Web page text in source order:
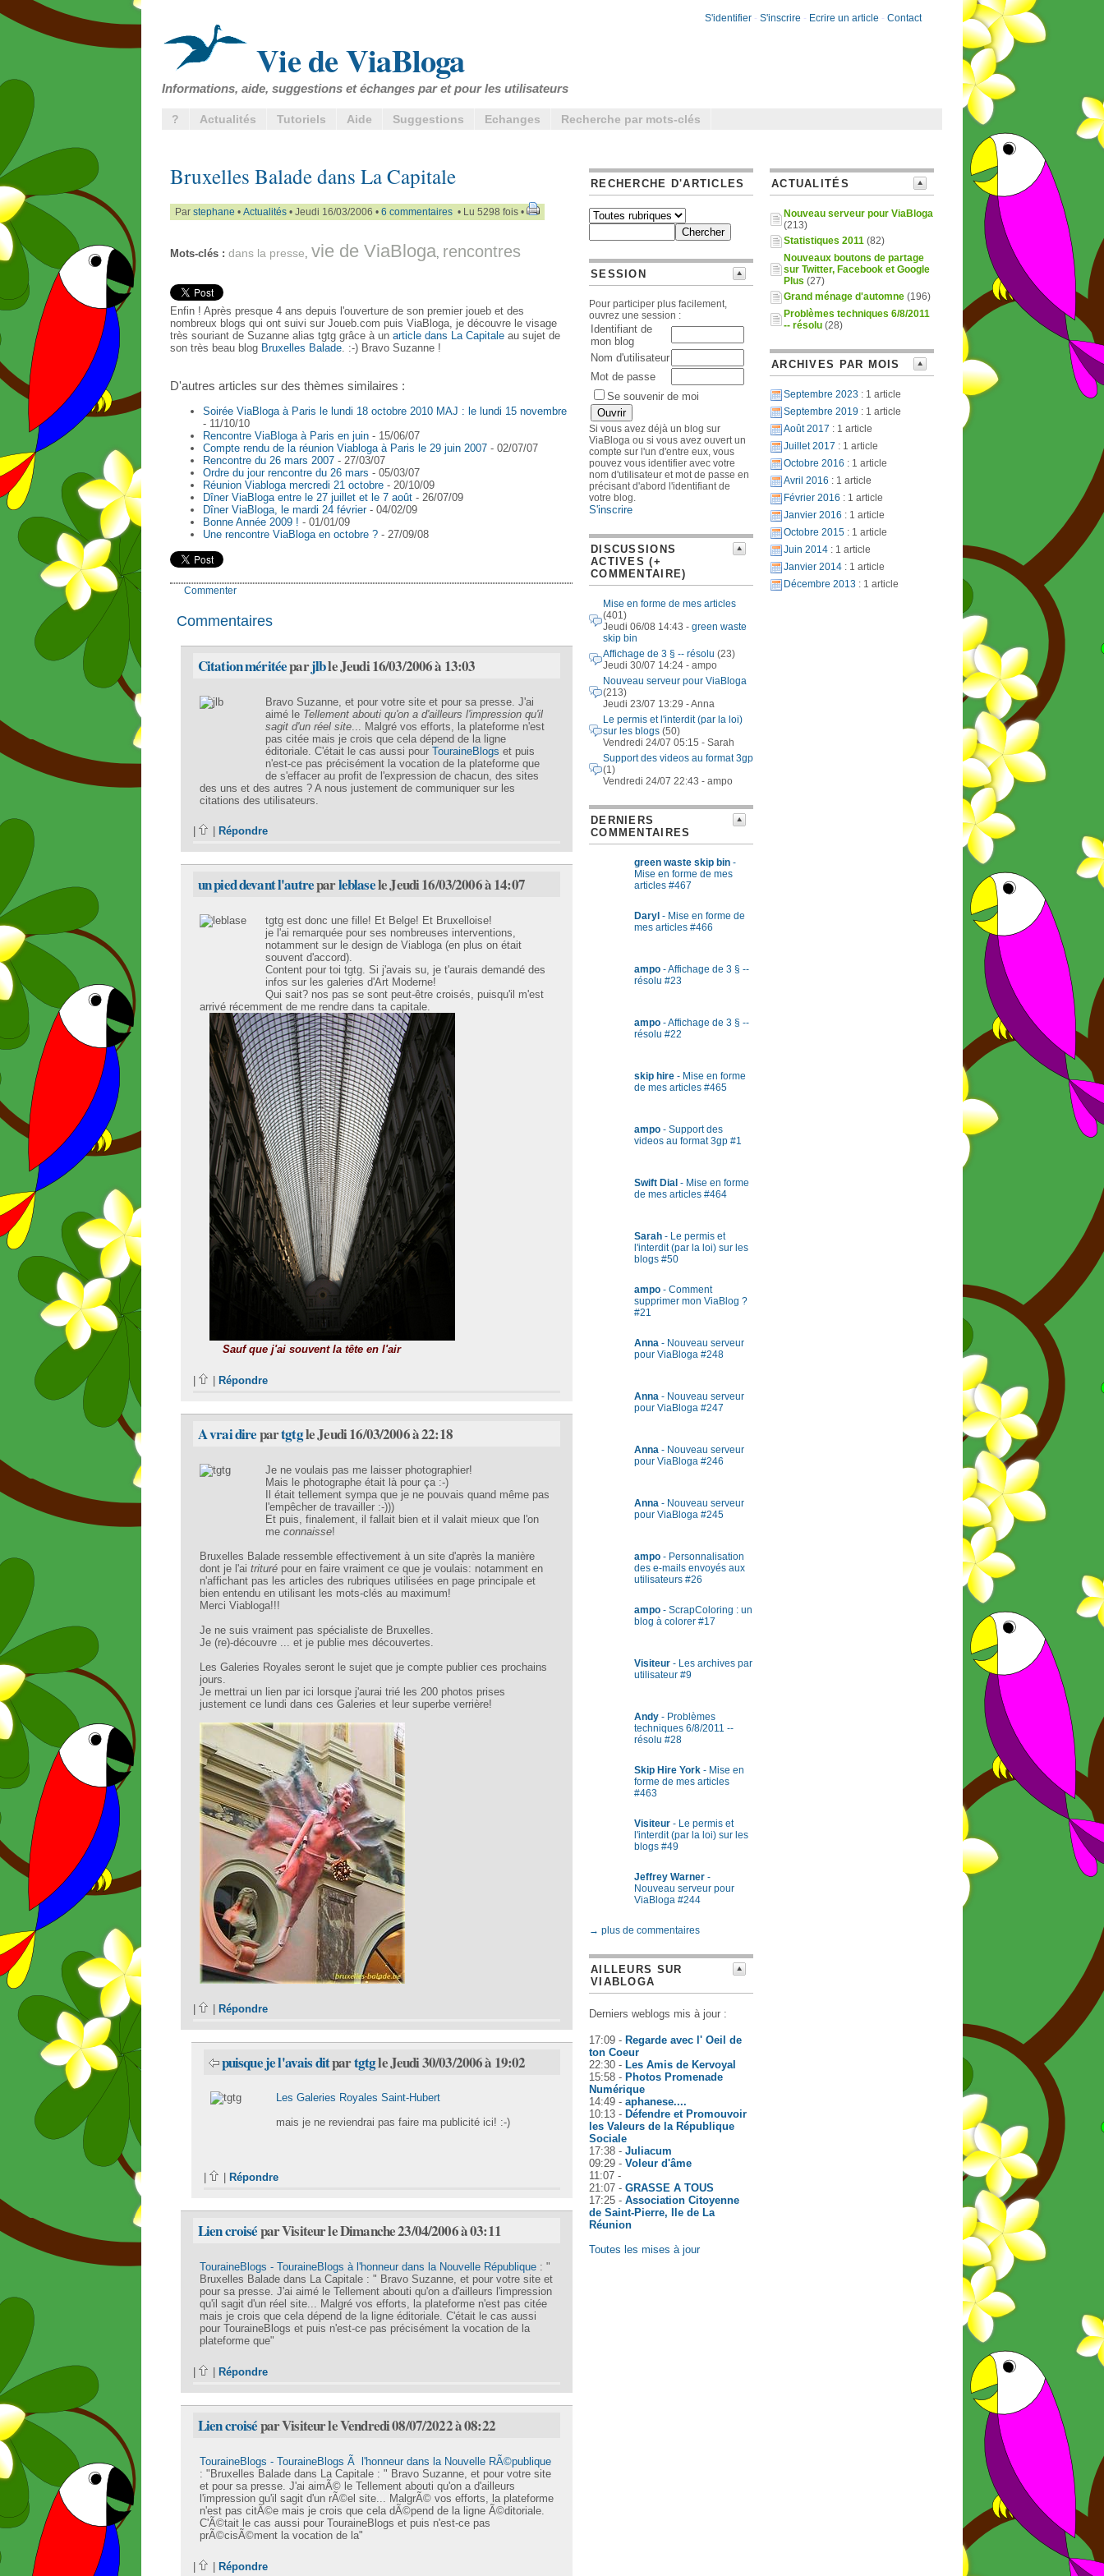
S'identifier - S'inscrire - Ecrire un article - Contact
Vie de ViaBloga
Informations, aide, suggestions et échanges par et pour les utilisateurs
? Actualités Tutoriels Aide Suggestions Echanges Recherche par mots-clés
Bruxelles Balade dans La Capitale
Par stephane • Actualités • Jeudi 16/03/2006 • 6 commentaires • Lu 5298 fois •
Mots-clés : dans la presse vie de ViaBloga rencontres
Enfin ! Après presque 4 ans depuis l'ouverture de son premier joueb et des
nombreux blogs qui ont suivi sur Joueb.com puis ViaBloga, je découvre le visage
très souriant de Suzanne alias tgtg grâce à un article dans La Capitale au sujet de
son très beau blog Bruxelles Balade. :-) Bravo Suzanne !
D'autres articles sur des thèmes similaires :
Soirée ViaBloga à Paris le lundi 18 octobre 2010 MAJ : le lundi 15 novembre
- 11/10/10
Rencontre ViaBloga à Paris en juin - 15/06/07
Compte rendu de la réunion Viabloga à Paris le 29 juin 2007 - 02/07/07
Rencontre du 26 mars 2007 - 27/03/07
Ordre du jour rencontre du 26 mars - 05/03/07
Réunion Viabloga mercredi 21 octobre - 20/10/09
Dîner ViaBloga entre le 27 juillet et le 7 août - 26/07/09
Dîner ViaBloga, le mardi 24 février- 04/02/09
Bonne Année 2009 ! - 01/01/09
Une rencontre ViaBloga en octobre ? - 27/09/08
Commenter
Commentaires
Citation méritéeparjlble Jeudi 16/03/2006 à 13:03
Bravo Suzanne, et pour votre site et pour sa presse. J'ai
aimé le Tellement abouti qu'on a d'ailleurs l'impression qu'il
sagit d'un réel site... Malgré vos efforts, la plateforme n'est
pas citée mais je crois que cela dépend de la ligne
éditoriale. C'était le cas aussi pour TouraineBlogs et puis
n'est-ce pas précisément la vocation de la plateforme que
de s'effacer au profit de l'expression de chacun, des sites
des uns et des autres ? A nous justement de communiquer sur les
citations des utilisateurs.
Répondre
un pied devant l'autreparleblasele Jeudi 16/03/2006 à 14:07
tgtg est donc une fille! Et Belge! Et Bruxelloise!
je l'ai remarquée pour ses nombreuses interventions,
notamment sur le design de Viabloga (en plus on était
souvent d'accord).
Content pour toi tgtg. Si j'avais su, je t'aurais demandé des
infos sur les galeries d'Art Moderne!
Qui sait? nos pas se sont peut-être croisés, puisqu'il m'est
arrivé récemment de me rendre dans ta capitale.
Sauf que j'ai souvent la tête en l'air
Répondre
A vrai direpartgtgle Jeudi 16/03/2006 à 22:18
Je ne voulais pas me laisser photographier!
Mais le photographe était là pour ça :-)
Il était tellement sympa que je ne pouvais quand même pas
l'empêcher de travailler :-)))
Et puis, finalement, il fallait bien et il valait mieux que l'on
me connaisse!
Bruxelles Balade ressemble effectivement à un site d'après la manière
dont je l'ai triturépour en faire vraiment ce que je voulais: notamment en
n'affichant pas les articles des rubriques utilisées en page principale et
bien entendu en utilisant les mots-clés au maximum!
Merci Viabloga!!!
Je ne suis vraiment pas spécialiste de Bruxelles.
Je (re)-découvre ... et je publie mes découvertes.
Les Galeries Royales seront le sujet que je compte publier ces prochains
jours.
Je mettrai un lien par ici lorsque j'aurai trié les 200 photos prises
justement ce lundi dans ces Galeries et leur superbe verrière!
| | Répondre
puisque je l'avais ditpartgtgle Jeudi 30/03/2006 à 19:02
Les Galeries Royales Saint-Hubert
mais je ne reviendrai pas faire ma publicité ici! :-)
Répondre
Lien croisépar Visiteur le Dimanche 23/04/2006 à 03:11
TouraineBlogs - TouraineBlogs à l'honneur dans la Nouvelle République: "
Bruxelles Balade dans La Capitale : " Bravo Suzanne, et pour votre site et
pour sa presse. J'ai aimé le Tellement abouti qu'on a d'ailleurs l'impression
qu'il sagit d'un réel site... Malgré vos efforts, la plateforme n'est pas citée
mais je crois que cela dépend de la ligne éditoriale. C'était le cas aussi
pour TouraineBlogs et puis n'est-ce pas précisément la vocation de la
plateforme que"
Répondre
Lien croisépar Visiteur le Vendredi 08/07/2022 à 08:22
TouraineBlogs - TouraineBlogs Ã l'honneur dans la Nouvelle RÃ©publique
: "Bruxelles Balade dans La Capitale : " Bravo Suzanne, et pour votre site
et pour sa presse. J'ai aimÃ© le Tellement abouti qu'on a d'ailleurs
l'impression qu'il sagit d'un rÃ©el site... MalgrÃ© vos efforts, la plateforme
n'est pas citÃ©e mais je crois que cela dÃ©pend de la ligne Ã©ditoriale.
C'Ã©tait le cas aussi pour TouraineBlogs et puis n'est-ce pas
prÃ©cisÃ©ment la vocation de la"
| | Répondre
RECHERCHE D'ARTICLES
SESSION
Pour participer plus facilement,
ouvrez une session :
Identifiant de
mon blog
Nom d'utilisateur
Mot de passe
Se souvenir de moi
Si vous avez déjà un blog sur
ViaBloga ou si vous avez ouvert un
compte sur l'un d'entre eux, vous
pouvez vous identifier avec votre
nom d'utilisateur et mot de passe en
précisant d'abord l'identifiant de
votre blog.
S'inscrire
DISCUSSIONS
ACTIVES (+
COMMENTAIRE)
Mise en forme de mes articles
(401)
Jeudi 06/08 14:43 - green waste
skip bin
Affichage de 3 § -- résolu (23)
Jeudi 30/07 14:24 - ampo
Nouveau serveur pour ViaBloga
(213)
Jeudi 23/07 13:29 - Anna
Le permis et l'interdit (par la loi)
sur les blogs (50)
Vendredi 24/07 05:15 - Sarah
Support des videos au format 3gp
(1)
Vendredi 24/07 22:43 - ampo
DERNIERS
COMMENTAIRES
green waste skip bin -
Mise en forme de mes
articles #467
Daryl - Mise en forme de
mes articles #466
ampo - Affichage de 3 § --
résolu #23
ampo - Affichage de 3 § --
résolu #22
skip hire - Mise en forme
de mes articles #465
ampo - Support des
videos au format 3gp #1
Swift Dial - Mise en forme
de mes articles #464
Sarah - Le permis et
l'interdit (par la loi) sur les
blogs #50
ampo - Comment
supprimer mon ViaBlog ?
#21
Anna - Nouveau serveur
pour ViaBloga #248
Anna - Nouveau serveur
pour ViaBloga #247
Anna - Nouveau serveur
pour ViaBloga #246
Anna - Nouveau serveur
pour ViaBloga #245
ampo - Personnalisation
des e-mails envoyés aux
utilisateurs #26
ampo - ScrapColoring : un
blog à colorer #17
Visiteur - Les archives par
utilisateur #9
Andy - Problèmes
techniques 6/8/2011 --
résolu #28
Skip Hire York - Mise en
forme de mes articles
#463
Visiteur - Le permis et
l'interdit (par la loi) sur les
blogs #49
Jeffrey Warner -
Nouveau serveur pour
ViaBloga #244
→ plus de commentaires
AILLEURS SUR
VIABLOGA
Derniers weblogs mis à jour :
17:09 - Regarde avec l' Oeil de
ton Coeur
22:30 - Les Amis de Kervoyal
15:58 - Photos Promenade
Numérique
14:49 - aphanese....
10:13 - Défendre et Promouvoir
les Valeurs de la République
Sociale
17:38 - Juliacum
09:29 - Voleur d'âme
11:07 -
21:07 - GRASSE A TOUS
17:25 - Association Citoyenne
de Saint-Pierre, Ile de La
Réunion
Toutes les mises à jour
ACTUALITÉS
Nouveau serveur pour ViaBloga
(213)
Statistiques 2011 (82)
Nouveaux boutons de partage
sur Twitter, Facebook et Google
Plus (27)
Grand ménage d'automne (196)
Problèmes techniques 6/8/2011
-- résolu (28)
ARCHIVES PAR MOIS
Septembre 2023 : 1 article
Septembre 2019 : 1 article
Août 2017 : 1 article
Juillet 2017 : 1 article
Octobre 2016 : 1 article
Avril 2016 : 1 article
Février 2016 : 1 article
Janvier 2016 : 1 article
Octobre 2015 : 1 article
Juin 2014 : 1 article
Janvier 2014 : 1 article
Décembre 2013 : 1 article